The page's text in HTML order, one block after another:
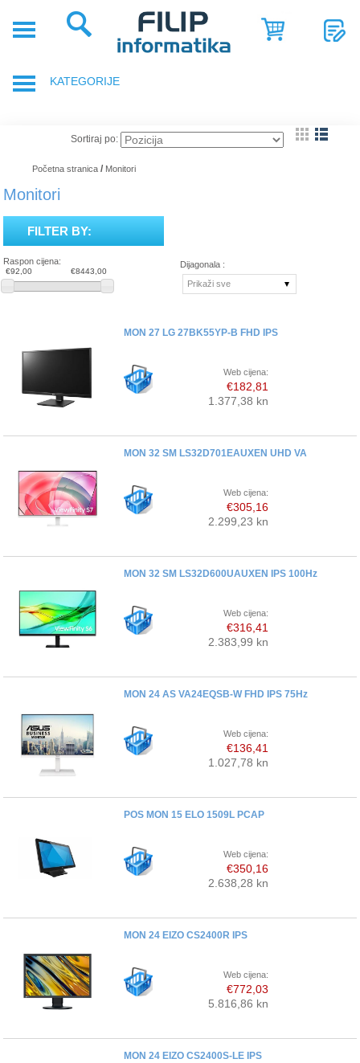
POSLOVNA
NOVOSTI
REFERENCE
O
NAMA
KATEGORIJE
DODACI ZA PRIJENOSNA RAČUNALA
GAMING OPREMA
RAČUNALA
TABLETI
KOMPONENTE RAČUNALA
PRINTERI
MONITORI
SOFTWARE
POS OPREMA
PERIFERIJA
PROJEKTORI
ELEKTRIČNI ROMOBILI/BICIKLI
Sortiraj po:
Početna stranica / Monitori
Monitori
FILTER BY:
Raspon cijena:
€92,00 €8443,00
Dijagonala :
Prikaži sve
MON 27 LG 27BK55YP-B FHD IPS
Web cijena:
€182,81
1.377,38 kn
MON 32 SM LS32D701EAUXEN UHD VA
Web cijena:
€305,16
2.299,23 kn
MON 32 SM LS32D600UAUXEN IPS 100Hz
Web cijena:
€316,41
2.383,99 kn
MON 24 AS VA24EQSB-W FHD IPS 75Hz
Web cijena:
€136,41
1.027,78 kn
POS MON 15 ELO 1509L PCAP
Web cijena:
€350,16
2.638,28 kn
MON 24 EIZO CS2400R IPS
Web cijena:
€772,03
5.816,86 kn
MON 24 EIZO CS2400S-LE IPS